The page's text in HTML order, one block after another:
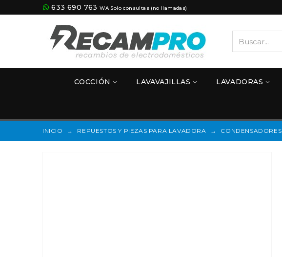
633 690 763 WA Solo consultas (no llamadas)
COCCIÓN LAVAVAJILLAS LAVADORAS
INICIO → REPUESTOS Y PIEZAS PARA LAVADORA → CONDENSADORES